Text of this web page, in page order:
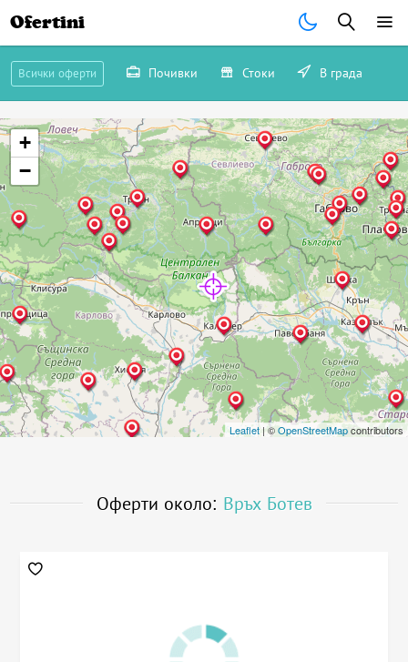
Ofertini
Всички оферти Почивки Стоки В града
+
−
Leaflet | ©OpenStreetMapcontributors
Оферти около: Връх Ботев